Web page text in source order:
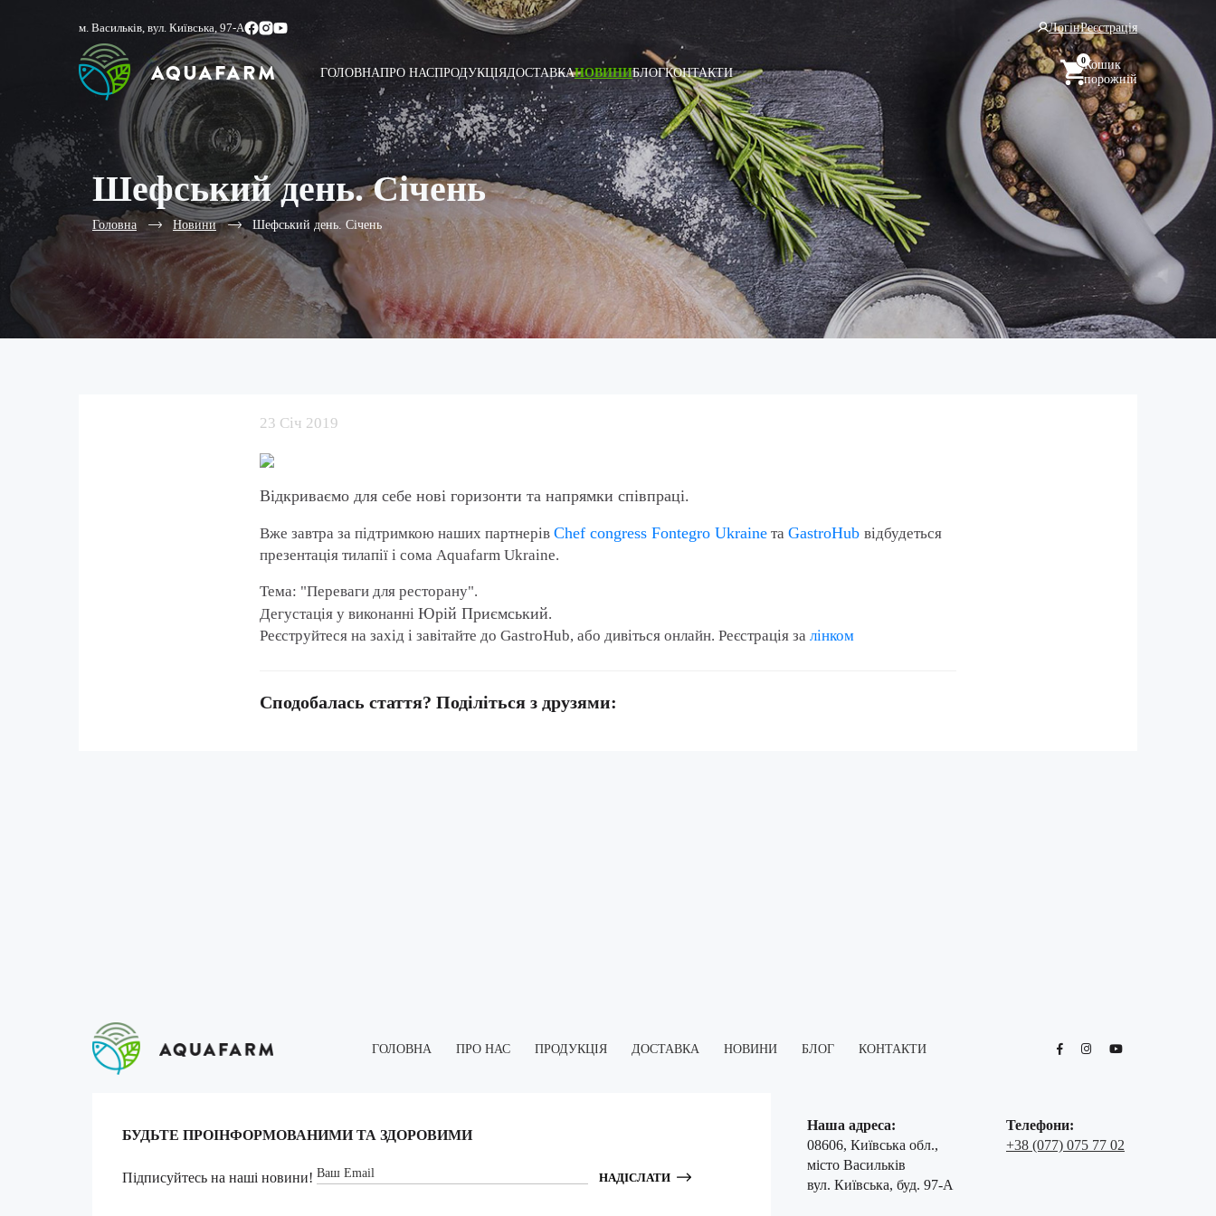
м. Васильків, вул. Київська, 97-А ЛогінРеєстрація
ГОЛОВНАПРО НАСПРОДУКЦІЯДОСТАВКАНОВИНИБЛОГКОНТАКТИ
0Кошик
порожній
Шефський день. Січень
Головна Новини Шефський день. Січень
23 Січ 2019
Відкриваємо для себе нові горизонти та напрямки співпраці.
Вже завтра за підтримкою наших партнерів Chef congress Fontegro Ukraine та GastroHub відбудеться
презентація тилапії і сома Aquafarm Ukraine.
Тема: "Переваги для ресторану".
Дегустація у виконанні Юрій Приємський.
Реєструйтеся на захід і завітайте до GastroHub, або дивіться онлайн. Реєстрація за лінком
Сподобалась стаття? Поділіться з друзями:
ГОЛОВНА ПРО НАС ПРОДУКЦІЯ ДОСТАВКА НОВИНИ БЛОГ КОНТАКТИ
БУДЬТЕ ПРОІНФОРМОВАНИМИ ТА ЗДОРОВИМИ
Підписуйтесь на наші новини! НАДІСЛАТИ
Наша адреса:
08606, Київська обл.,
місто Васильків
вул. Київська, буд. 97-А
Телефони:
+38 (077) 075 77 02